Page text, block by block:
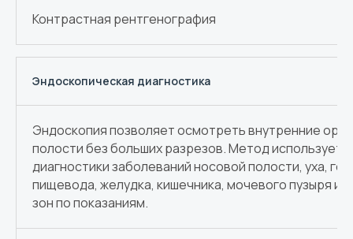
Контрастная рентгенография
Эндоскопическая диагностика
Эндоскопия позволяет осмотреть внутренние
полости без больших разрезов. Метод
диагностики заболеваний носовой полости, уха,
пищевода, желудка, кишечника, мочевого пузыря и
зон по показаниям.